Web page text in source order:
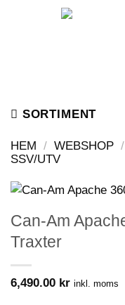
SORTIMENT
HEM / WEBSHOP /
SSV/UTV
Can-Am
Traxter
6,490.00 kr inkl. moms